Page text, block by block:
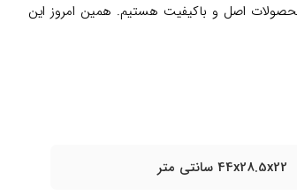
محصولات اصل و باکیفیت هستیم. همین امروز این
44x28.5x22 سانتی متر